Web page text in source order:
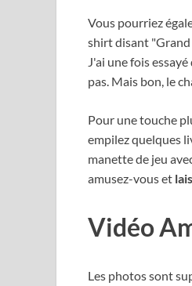
Vous pourriez
shirt disant "Grand
J'ai une fois
pas. Mais bon, le
Pour une touche
empilez quelques
manette de jeu
amusez-vous et
Vidéo
Les photos sont